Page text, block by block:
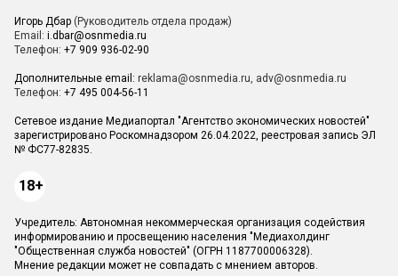
Игорь Дбар (Руководитель отдела продаж)
Email: i.dbar@osnmedia.ru
Телефон: +7 909 936-02-90
Дополнительные email: reklama@osnmedia.ru, adv@osnmedia.ru
Телефон: +7 495 004-56-11
Сетевое издание Медиапортал "Агентство экономических новостей"
зарегистрировано Роскомнадзором 26.04.2022, реестровая запись ЭЛ
№ ФС77-82835.
18+
Учредитель: Автономная некоммерческая организация содействия
информированию и просвещению населения "Медиахолдинг
"Общественная служба новостей" (ОГРН 1187700006328).
Мнение редакции может не совпадать с мнением авторов.